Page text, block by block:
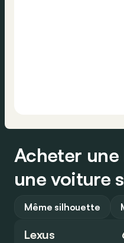
Acheter une
une voiture
Même silhouette
Lexus